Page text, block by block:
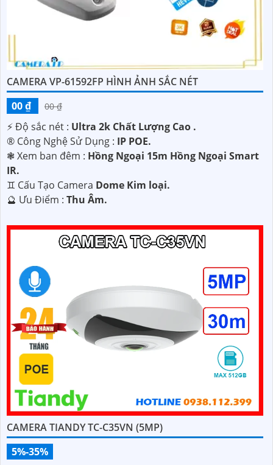
CAMERA VP-61592FP HÌNH ẢNH SẮC NÉT
00 ₫
00 ₫
️⚡ Độ sắc nét : Ultra 2k Chất Lượng Cao .
®️ Công Nghệ Sử Dụng : IP POE.
❃ Xem ban đêm : Hồng Ngoại 15m Hồng Ngoại Smart
IR.
♊ Cấu Tạo Camera Dome Kim loại.
️🔮 Ưu Điểm : Thu Âm.
CAMERA TIANDY TC-C35VN (5MP)
5%-35%